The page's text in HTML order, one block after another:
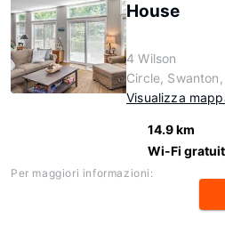
House
4 Wilson
Circle,
Visualizza
14.9 km
Wi-Fi
Per maggiori informazioni: